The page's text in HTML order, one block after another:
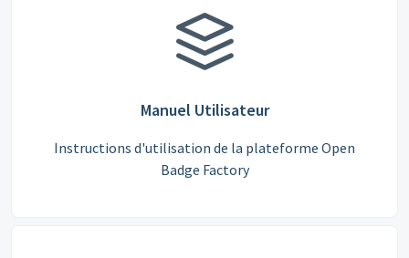
Manuel Utilisateur
Instructions d'utilisation de la plateforme Open
Badge Factory